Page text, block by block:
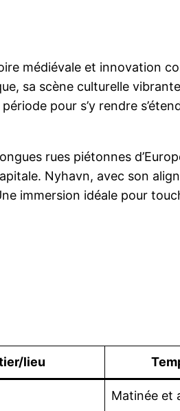
médiévale et innovation
sa scène culturelle
pour s’y rendre
rues piétonnes
Nyhavn, avec son
immersion idéale pour
lieu
Matinée et